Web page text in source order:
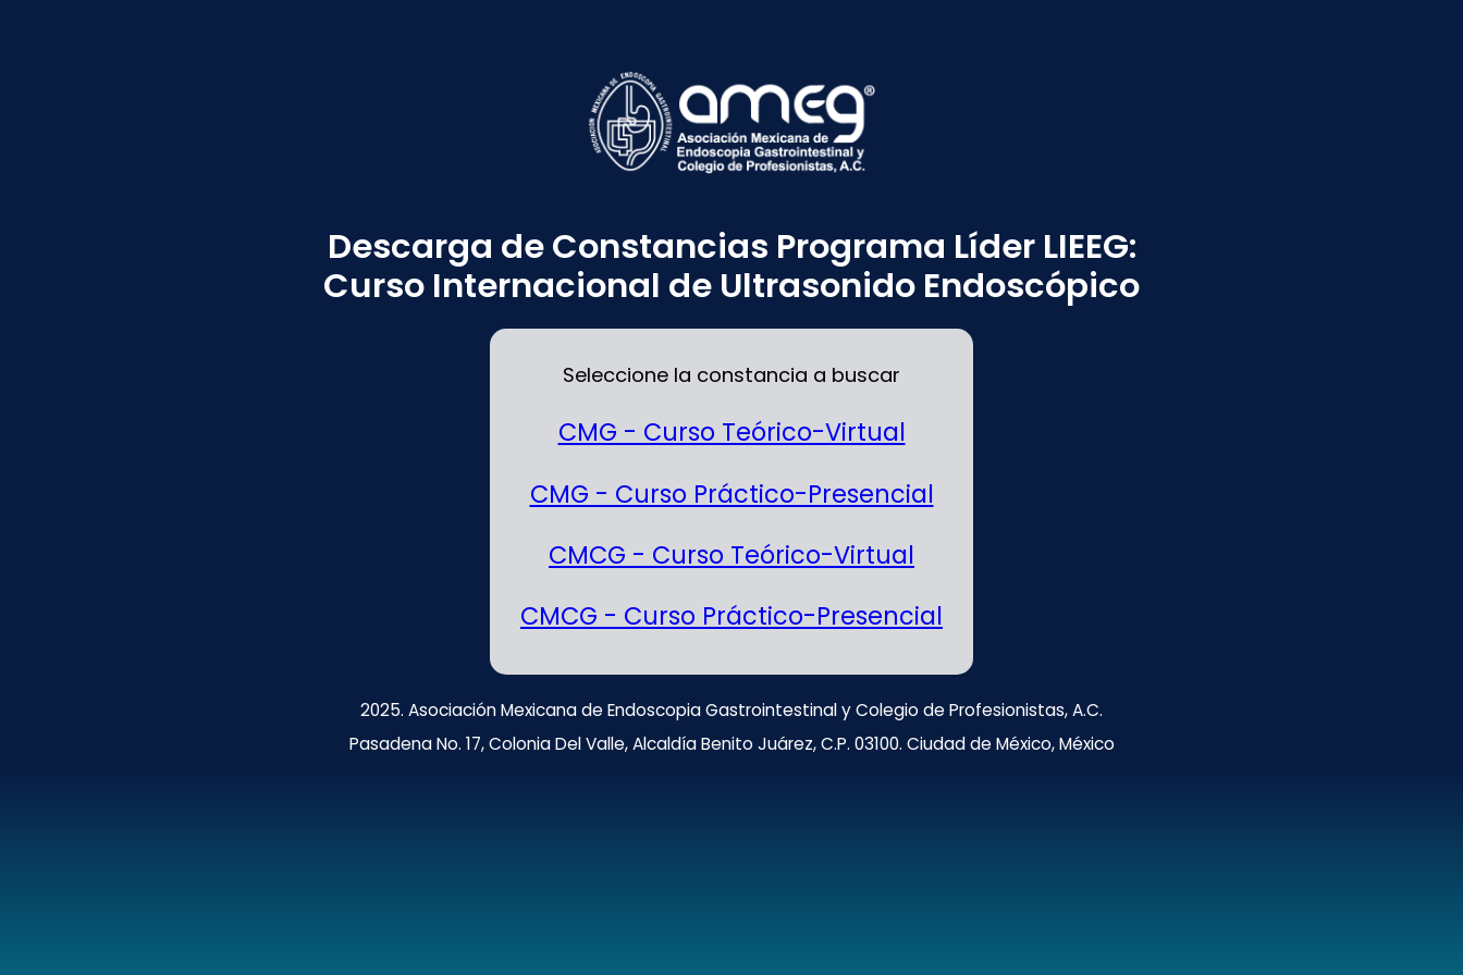
Descarga de Constancias Programa Líder LIEEG:
Curso Internacional de Ultrasonido Endoscópico
Seleccione la constancia a buscar
CMG - Curso Teórico-Virtual
CMG - Curso Práctico-Presencial
CMCG - Curso Teórico-Virtual
CMCG - Curso Práctico-Presencial
2025. Asociación Mexicana de Endoscopia Gastrointestinal y Colegio de Profesionistas, A.C.
Pasadena No. 17, Colonia Del Valle, Alcaldía Benito Juárez, C.P. 03100. Ciudad de México, México